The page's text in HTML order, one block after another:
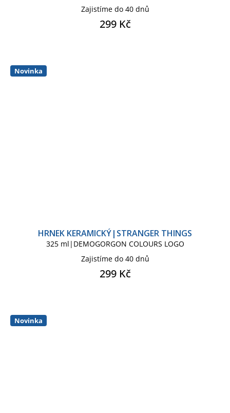
Zajistíme do 40 dnů
299 Kč
Novinka
HRNEK KERAMICKÝ|STRANGER THINGS
325 ml|DEMOGORGON COLOURS LOGO
Zajistíme do 40 dnů
299 Kč
Novinka